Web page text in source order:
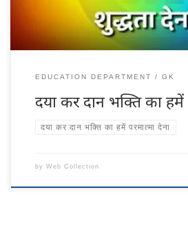
EDUCATION DEPARTMENT GK
दया कर दान भक्ति का हमें
दया कर दान भक्ति का हमें परमात्मा देना
by Web Collection